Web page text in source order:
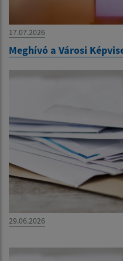
17.07.2026
Meghívó a Városi
29.06.2026